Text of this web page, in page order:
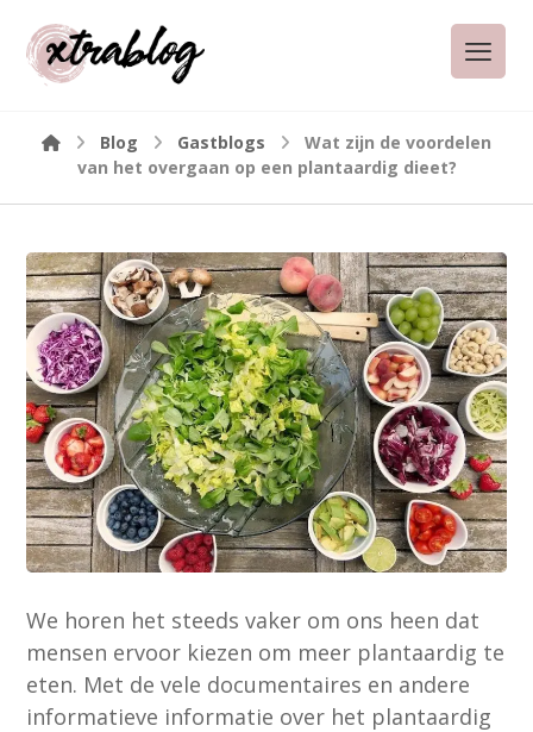
Blog Gastblogs
Wat zijn de voordelen
van het overgaan op een plantaardig dieet?
We horen het steeds vaker om ons heen dat
mensen ervoor kiezen om meer plantaardig te
eten. Met de vele documentaires en andere
informatieve informatie over het plantaardig